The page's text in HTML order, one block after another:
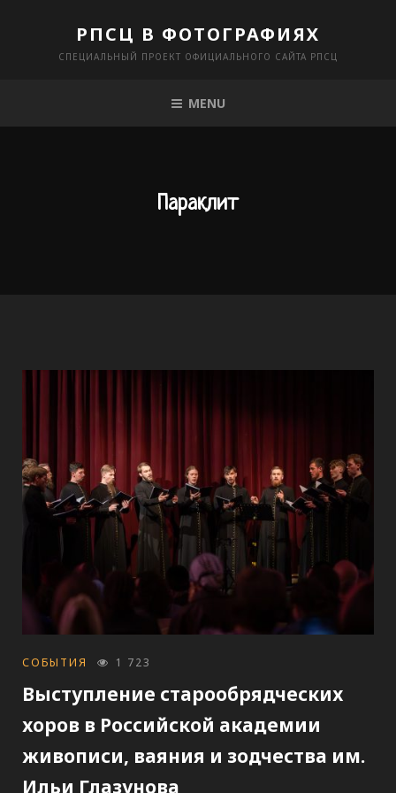
РПСЦ В ФОТОГРАФИЯХ
СПЕЦИАЛЬНЫЙ ПРОЕКТ ОФИЦИАЛЬНОГО САЙТА РПСЦ
MENU
Параклит
CATEGORIES
СОБЫТИЯ 1 723
Выступление старообрядческих
хоров в Российской академии
живописи, ваяния и зодчества им.
Ильи Глазунова